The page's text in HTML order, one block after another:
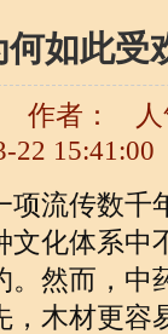
何如此受
作者：
22 15:41:00
流传数千
文化体系中
然而，中
木材更容